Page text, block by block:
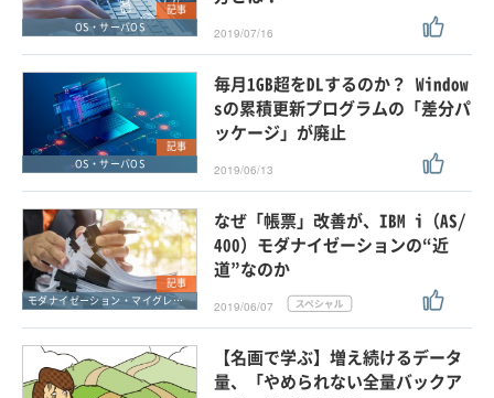
記事
OS・サーバOS
2019/07/16
記事
OS・サーバOS
毎月1GB超をDLするのか？ Window
sの累積更新プログラムの「差分パ
ッケージ」が廃止
2019/06/13
記事
モダナイゼーション・マイグレーション
なぜ「帳票」改善が、IBM i（AS/
400）モダナイゼーションの“近
道”なのか
2019/06/07
【名画で学ぶ】増え続けるデータ
量、「やめられない全量バックア